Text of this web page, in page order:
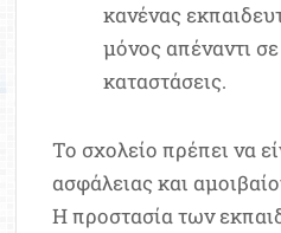
κανένας
μόνος απέναντι σε
καταστάσεις.
Το σχολείο πρέπει να
ασφάλειας και
Η προστασία των